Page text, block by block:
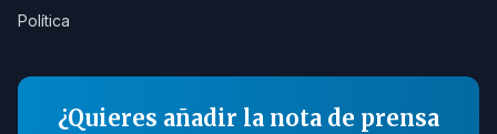
Política
¿Quieres añadir la nota de prensa